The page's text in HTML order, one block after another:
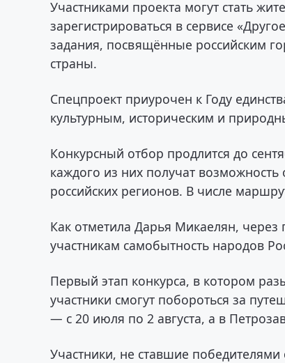
Участниками проекта могут стать
зарегистрироваться в сервисе
задания, посвящённые российским
страны.
Спецпроект приурочен к Году
культурным, историческим и
Конкурсный отбор продлится до
каждого из них получат
российских регионов. В числе
Как отметила Дарья Микаелян, через
участникам самобытность народов
Первый этап конкурса, в котором
участники смогут побороться за
— с 20 июля по 2 августа, а в
Участники, не ставшие